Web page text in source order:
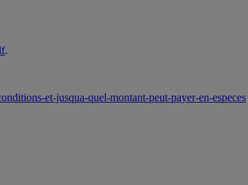
.
et-jusqua-quel-montant-peut-payer-en-especes